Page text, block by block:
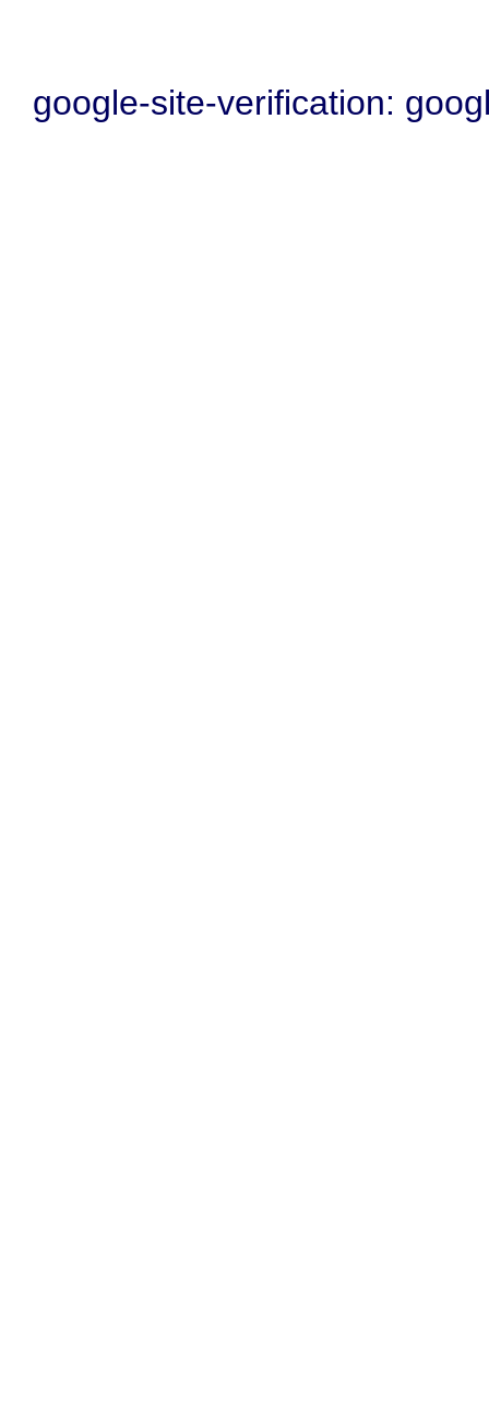
google-site-verification: